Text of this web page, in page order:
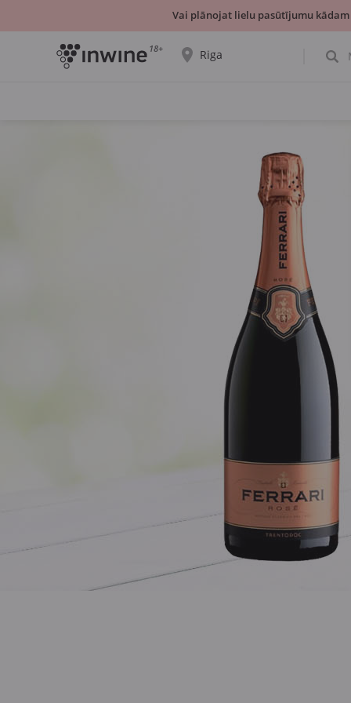
18+ Riga
Vai plānojat lielu pasūtījumu